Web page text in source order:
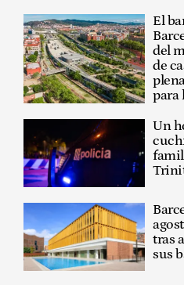
El
del
de
para
Un
tras
sus